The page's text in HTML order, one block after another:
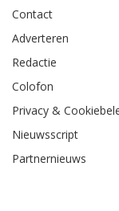
Contact
Adverteren
Redactie
Colofon
Privacy &
Nieuwsscript
Partnernieuws